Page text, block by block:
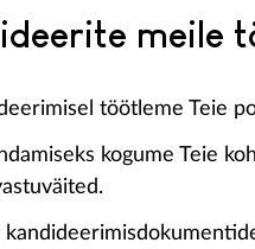
meile
töötleme Teie
kogume Teie